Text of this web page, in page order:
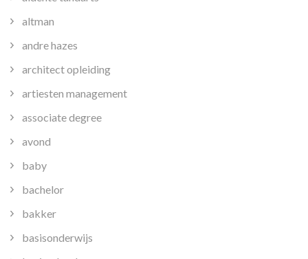
altman
andre hazes
architect opleiding
artiesten management
associate degree
avond
baby
bachelor
bakker
basisonderwijs